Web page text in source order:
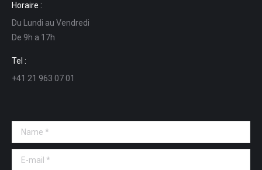
opens
in
new
window
opens
in
new
in
in
Horaire :
Du Lundi au Vendredi
De 9h a 17h
Tel :
+41 21 963 07 01
Name *
E-mail *